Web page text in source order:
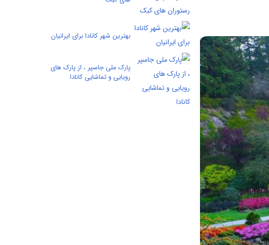
بهترین شهر کانادا برای ایرانیان
پارک ملی جاسپر ، از پارک های
رویایی و تماشایی کانادا